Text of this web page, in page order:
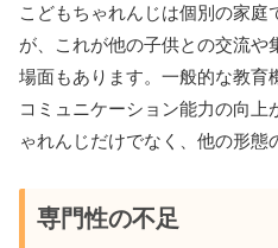
こどもちゃれんじは個別の家庭
が、これが他の子供との交流や
場面もあります。一般的な教育
コミュニケーション能力の向上
ゃれんじだけでなく、他の形態
専門性の不足